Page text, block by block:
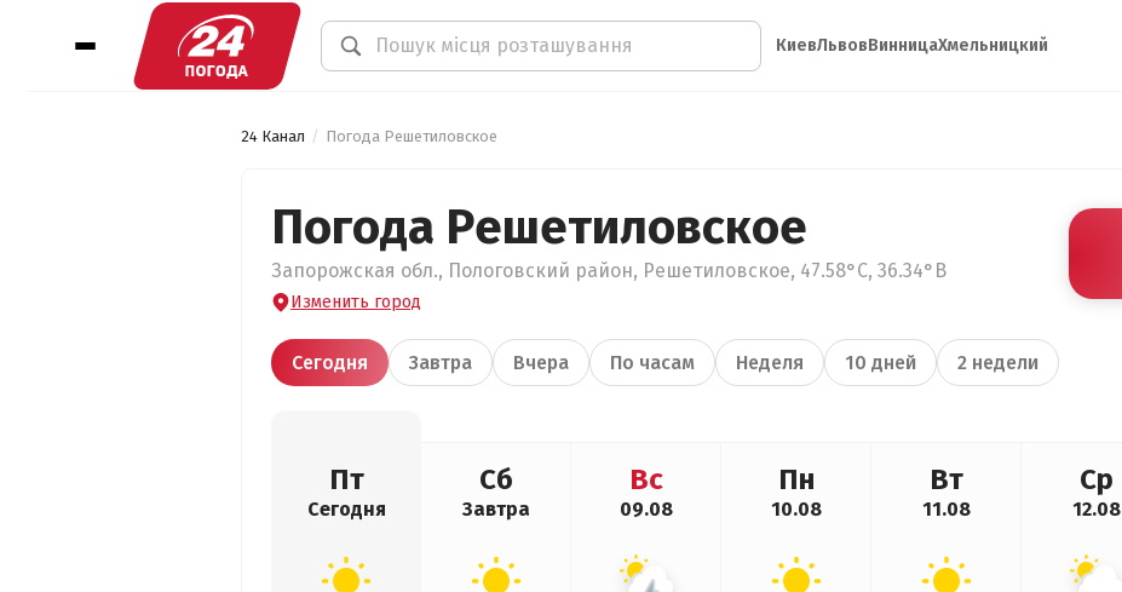
КиевЛьвовВинницаХмельницкий
24 Канал Погода Решетиловское
Погода Решетиловское
Запорожская обл., Пологовский район, Решетиловское, 47.58°С, 36.34°В
Изменить город
Сегодня Завтра Вчера По часам Неделя 10 дней 2 недели
Пт
Сегодня
Сб
Завтра
Вс
09.08
Пн
10.08
Вт
11.08
Ср
12.08